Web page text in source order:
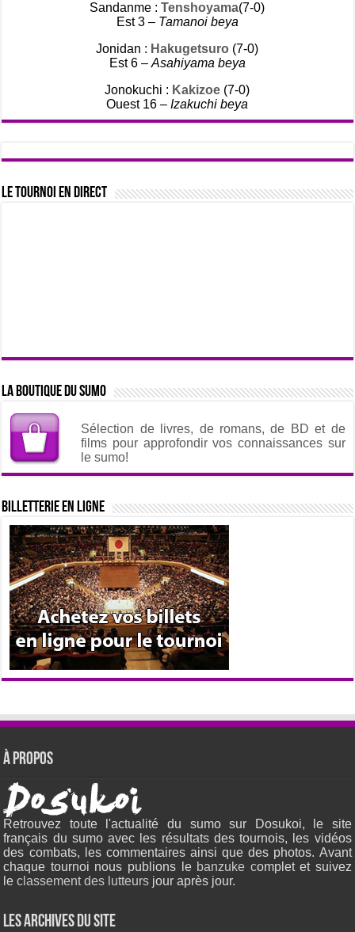
Sandanme :Tenshoyama(7-0)
Est 3 – Tamanoi beya
Jonidan : Hakugetsuro (7-0)
Est 6 – Asahiyama beya
Jonokuchi : Kakizoe (7-0)
Ouest 16 –Izakuchi beya
Le tournoi en direct
La boutique du sumo
Sélection de livres, de romans, de BD et de
films pour approfondir vos connaissances sur
le sumo!
Billetterie en ligne
À propos
Retrouvez toute l'actualité du sumo sur Dosukoi, le site
français du sumo avec les résultats des tournois, les vidéos
des combats, les commentaires ainsi que des photos. Avant
chaque tournoi nous publions le banzuke complet et suivez
leclassement des lutteurs jour après jour.
Les archives du site